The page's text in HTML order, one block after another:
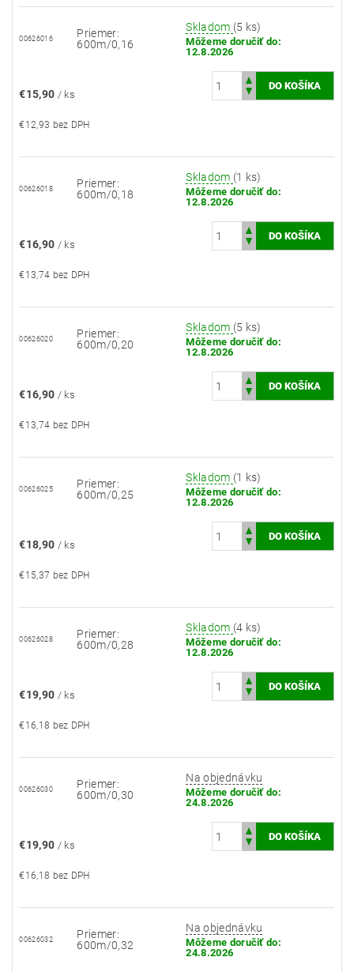
00626016
Priemer:
600m/0,16
Skladom (5 ks)
Môžeme doručiť do:
12.8.2026
€15,90 / ks
€12,93 bez DPH
00626018
Priemer:
600m/0,18
Skladom (1 ks)
Môžeme doručiť do:
12.8.2026
€16,90 / ks
€13,74 bez DPH
00626020
Priemer:
600m/0,20
Skladom (5 ks)
Môžeme doručiť do:
12.8.2026
€16,90 / ks
€13,74 bez DPH
00626025
Priemer:
600m/0,25
Skladom (1 ks)
Môžeme doručiť do:
12.8.2026
€18,90 / ks
€15,37 bez DPH
00626028
Priemer:
600m/0,28
Skladom (4 ks)
Môžeme doručiť do:
12.8.2026
€19,90 / ks
€16,18 bez DPH
00626030
Priemer:
600m/0,30
Na objednávku
Môžeme doručiť do:
24.8.2026
€19,90 / ks
€16,18 bez DPH
00626032
Priemer:
600m/0,32
Na objednávku
Môžeme doručiť do:
24.8.2026